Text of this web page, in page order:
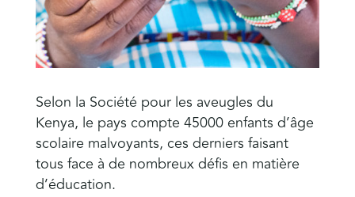
Selon la Société pour les aveugles du
Kenya, le pays compte 45000 enfants d’âge
scolaire malvoyants, ces derniers faisant
tous face à de nombreux défis en matière
d’éducation.